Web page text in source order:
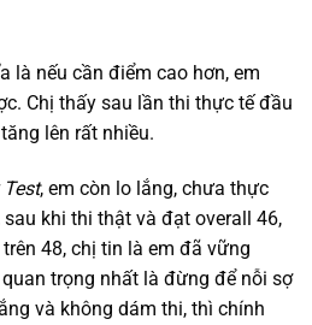
là nếu cần điểm cao hơn, em
Chị thấy sau lần thi thực tế đầu
lên rất nhiều.
, em còn lo lắng, chưa thực
khi thi thật và đạt overall 46,
48, chị tin là em đã vững
trọng nhất là đừng để nỗi sợ
và không dám thi, thì chính